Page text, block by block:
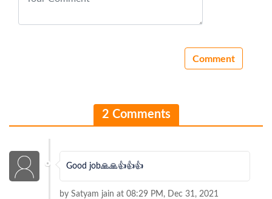
2 Comments
Good job🙏🙏👍👍👍
by Satyam jain at 08:29 PM, Dec 31, 2021